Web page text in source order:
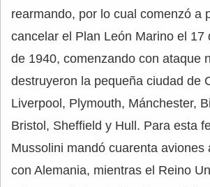
rearmando, por lo cual comenzó a
cancelar el Plan León Marino el 17
de 1940, comenzando con ataque
destruyeron la pequeña ciudad de
Liverpool, Plymouth, Mánchester,
Bristol, Sheffield y Hull. Para esta
Mussolini mandó cuarenta aviones
con Alemania, mientras el Reino